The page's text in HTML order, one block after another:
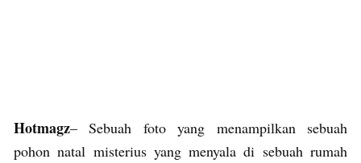
Hotmagz– Sebuah foto yang menampilkan sebuah
pohon natal misterius yang menyala di sebuah rumah